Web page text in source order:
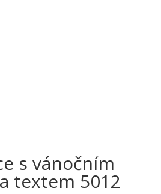
s vánočním
textem 5012